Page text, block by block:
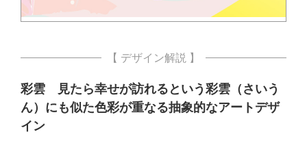
【 デザイン解説 】
彩雲 見たら幸せが訪れるという彩雲（さいう
ん）にも似た色彩が重なる抽象的なアートデザ
イン